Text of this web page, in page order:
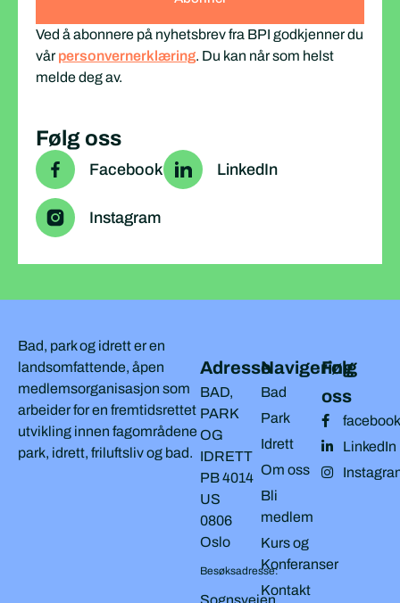
Ved å abonnere på nyhetsbrev fra BPI godkjenner du
vårpersonvernerklæring. Du kan når som helst
melde deg av.
Følg oss
Facebook LinkedIn
Instagram
Bad, park og idrett er en
landsomfattende, åpen
medlemsorganisasjon som
arbeider for en fremtidsrettet
utvikling innen fagområdene
park, idrett, friluftsliv og bad.
Adresse
BAD,
PARK
OG
IDRETT
PB 4014
US
0806
Oslo
Besøksadresse:
Sognsveien
Navigering
Bad
Park
Idrett
Om oss
Bli
medlem
Kurs og
Konferanser
Kontakt
Følg
oss
facebook
LinkedIn